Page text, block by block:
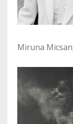
Miruna